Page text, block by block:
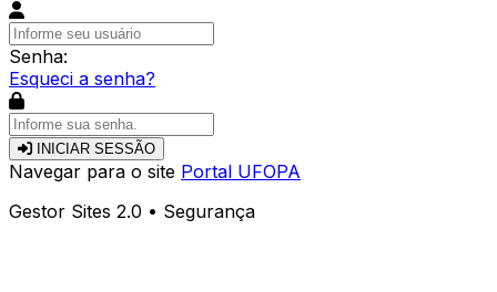
Senha:
Esqueci a senha?
INICIAR SESSÃO
Navegar para o site Portal UFOPA
Gestor Sites 2.0 • Segurança